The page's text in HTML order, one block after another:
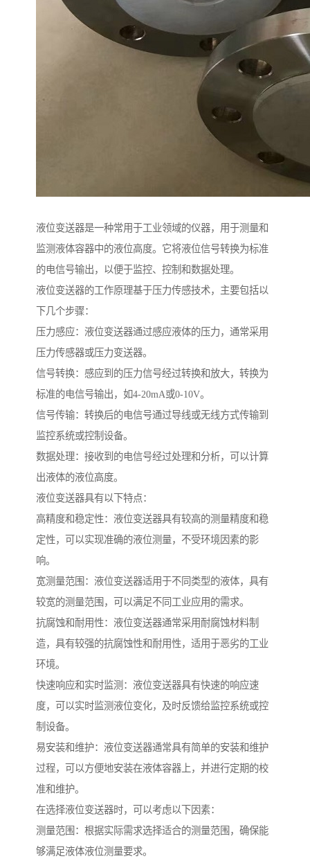
液位变送器是一种常用于工业领域的仪器，用于测量和
监测液体容器中的液位高度。它将液位信号转换为标准
的电信号输出，以便于监控、控制和数据处理。
液位变送器的工作原理基于压力传感技术，主要包括以
下几个步骤：
压力感应：液位变送器通过感应液体的压力，通常采用
压力传感器或压力变送器。
信号转换：感应到的压力信号经过转换和放大，转换为
标准的电信号输出，如4-20mA或0-10V。
信号传输：转换后的电信号通过导线或无线方式传输到
监控系统或控制设备。
数据处理：接收到的电信号经过处理和分析，可以计算
出液体的液位高度。
液位变送器具有以下特点：
高精度和稳定性：液位变送器具有较高的测量精度和稳
定性，可以实现准确的液位测量，不受环境因素的影
响。
宽测量范围：液位变送器适用于不同类型的液体，具有
较宽的测量范围，可以满足不同工业应用的需求。
抗腐蚀和耐用性：液位变送器通常采用耐腐蚀材料制
造，具有较强的抗腐蚀性和耐用性，适用于恶劣的工业
环境。
快速响应和实时监测：液位变送器具有快速的响应速
度，可以实时监测液位变化，及时反馈给监控系统或控
制设备。
易安装和维护：液位变送器通常具有简单的安装和维护
过程，可以方便地安装在液体容器上，并进行定期的校
准和维护。
在选择液位变送器时，可以考虑以下因素：
测量范围：根据实际需求选择适合的测量范围，确保能
够满足液体液位测量要求。